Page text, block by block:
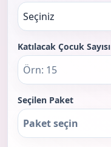
Katılacak Çocuk Sayısı
Seçilen Paket